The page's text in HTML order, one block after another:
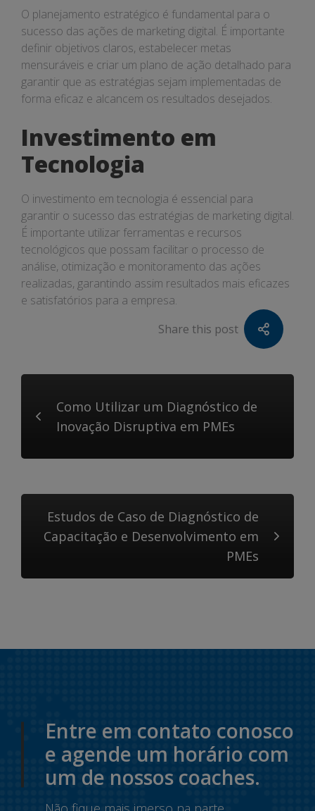
O planejamento estratégico é fundamental para o
sucesso das ações de marketing digital. É importante
definir objetivos claros, estabelecer metas
mensuráveis e criar um plano de ação detalhado para
garantir que as estratégias sejam implementadas de
forma eficaz e alcancem os resultados desejados.
Investimento em
Tecnologia
O investimento em tecnologia é essencial para
garantir o sucesso das estratégias de marketing digital.
É importante utilizar ferramentas e recursos
tecnológicos que possam facilitar o processo de
análise, otimização e monitoramento das ações
realizadas, garantindo assim resultados mais eficazes
e satisfatórios para a empresa.
Share this post
Como Utilizar um Diagnóstico de
Inovação Disruptiva em PMEs
Estudos de Caso de Diagnóstico de
Capacitação e Desenvolvimento em
PMEs
Entre em contato conosco
e agende um horário com
um de nossos coaches.